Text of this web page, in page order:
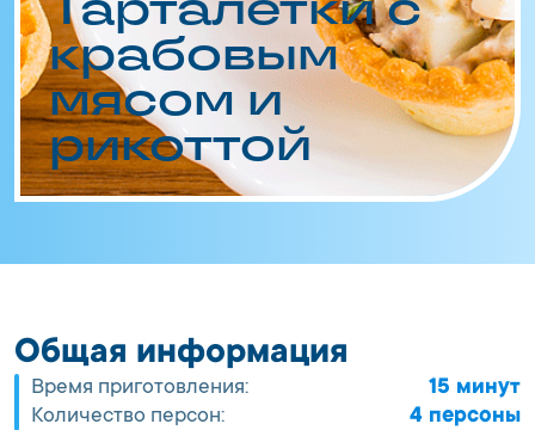
крабовым
мясом и
рикоттой
Общая информация
Время приготовления:
15 минут
Количество персон:
4 персоны